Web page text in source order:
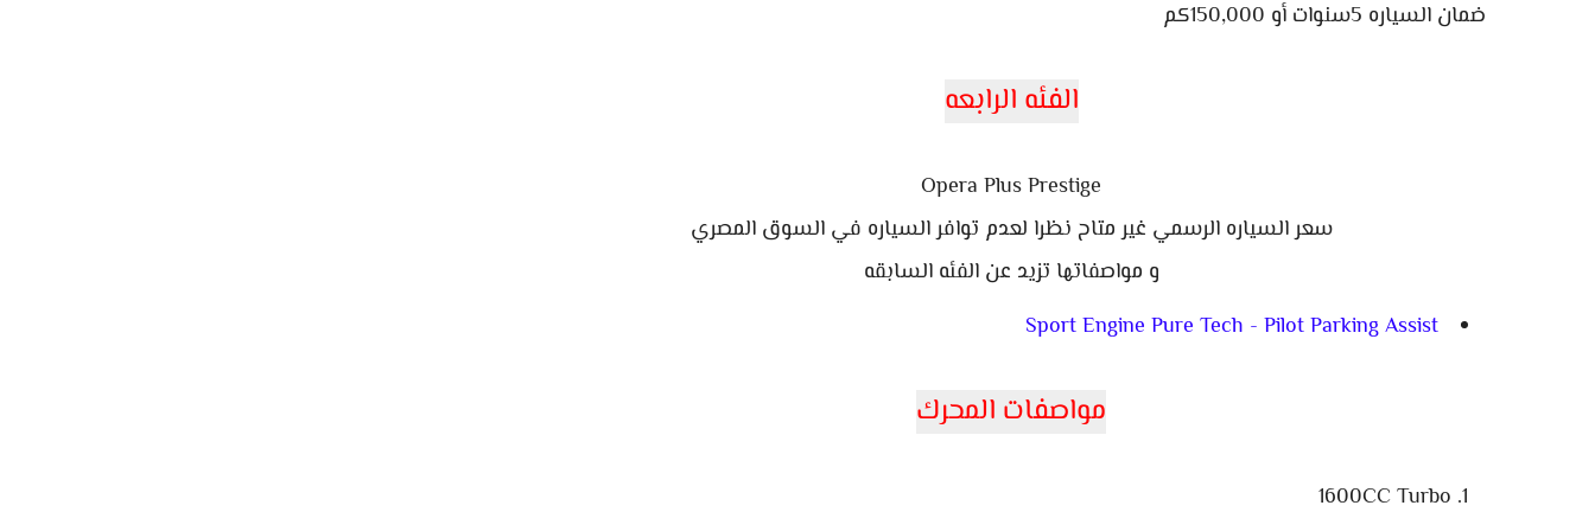
ضمان السياره 5سنوات أو 150,000كم
الفئه الرابعه
Opera Plus Prestige
سعر السياره الرسمي غير متاح نظرا لعدم توافر السياره في السوق المصري
و مواصفاتها تزيد عن الفئه السابقه
Sport Engine Pure Tech - Pilot Parking Assist
مواصفات المحرك
1600CC Turbo